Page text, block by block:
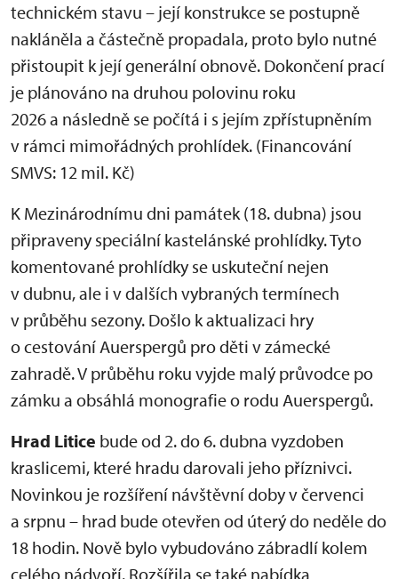
technickém stavu – její konstrukce se postupně
nakláněla a částečně propadala, proto bylo nutné
přistoupit k její generální obnově. Dokončení prací
je plánováno na druhou polovinu roku
2026 a následně se počítá i s jejím zpřístupněním
v rámci mimořádných prohlídek. (Financování
SMVS: 12 mil. Kč)
K Mezinárodnímu dni památek (18. dubna) jsou
připraveny speciální kastelánské prohlídky. Tyto
komentované prohlídky se uskuteční nejen
v dubnu, ale i v dalších vybraných termínech
v průběhu sezony. Došlo k aktualizaci hry
o cestování Auerspergů pro děti v zámecké
zahradě. V průběhu roku vyjde malý průvodce po
zámku a obsáhlá monografie o rodu Auerspergů.
Hrad Litice bude od 2. do 6. dubna vyzdoben
kraslicemi, které hradu darovali jeho příznivci.
Novinkou je rozšíření návštěvní doby v červenci
a srpnu – hrad bude otevřen od úterý do neděle do
18 hodin. Nově bylo vybudováno zábradlí kolem
celého nádvoří. Rozšířila se také nabídka